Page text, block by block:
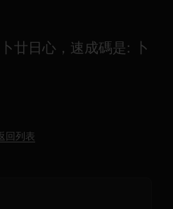
廿日心，速成碼是: 卜
回列表